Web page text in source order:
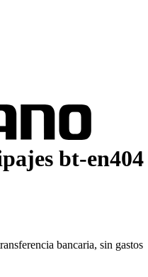
bt-en404
bancaria, sin gastos